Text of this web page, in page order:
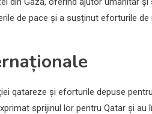
de pace și a susținut eforturile
qatareze și eforturile depuse
sprijinul lor pentru Qatar și